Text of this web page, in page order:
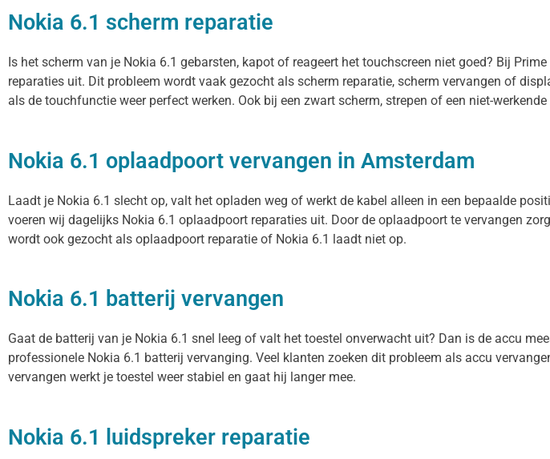
Nokia 6.1 scherm reparatie
Is het scherm van je Nokia 6.1 gebarsten, kapot of reageert het touchscreen niet goed? Bij
reparaties uit. Dit probleem wordt vaak gezocht als scherm reparatie, scherm vervangen of
als de touchfunctie weer perfect werken. Ook bij een zwart scherm, strepen of een niet-
Nokia 6.1 oplaadpoort vervangen in Amsterdam
Laadt je Nokia 6.1 slecht op, valt het opladen weg of werkt de kabel alleen in een bepaalde
voeren wij dagelijks Nokia 6.1 oplaadpoort reparaties uit. Door de oplaadpoort te vervangen
wordt ook gezocht als oplaadpoort reparatie of Nokia 6.1 laadt niet op.
Nokia 6.1 batterij vervangen
Gaat de batterij van je Nokia 6.1 snel leeg of valt het toestel onverwacht uit? Dan is de accu
professionele Nokia 6.1 batterij vervanging. Veel klanten zoeken dit probleem als accu
vervangen werkt je toestel weer stabiel en gaat hij langer mee.
Nokia 6.1 luidspreker reparatie